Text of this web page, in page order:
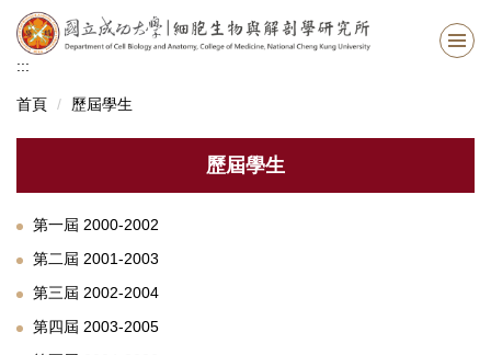
跳
到
主
內
:::
首頁 歷屆學生
歷屆學生
第一屆 2000-2002
第二屆 2001-2003
第三屆 2002-2004
第四屆 2003-2005